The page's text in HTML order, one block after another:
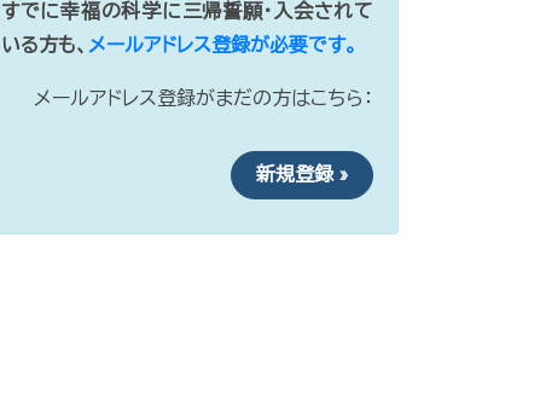
すでに幸福の科学に三帰誓願・入会されて
いる方も、 メールアドレス登録が必要です。
メールアドレス登録がまだの方はこちら：
新規登録 »